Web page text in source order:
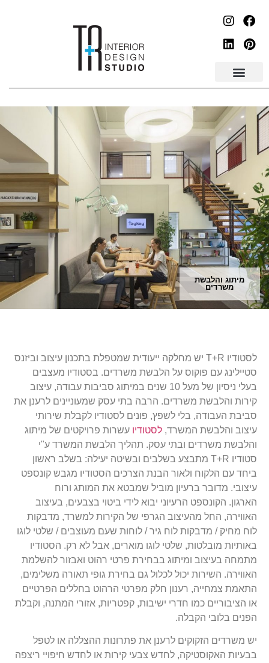
מיתוג והלבשת
משרדים
לסטודיו T+R יש מחלקה ייעודית שמטפלת בתכנון עיצוב וביזנס
סטיילינג עם פוקוס על הלבשת משרדים. בסטודיו מעצבים
בעלי ניסיון של מעל 10 שנים במיתוג סביבות עבודה, עיצוב
קירות והלבשת משרדים. הרבה בתי עסק שמעוניינים לרענן את
סביבת העבודה, בלי לשפץ, פונים לסטודיו לקבלת שירותי
עיצוב והלבשת המשרד, לסטודיו עשרות פרויקטים של מיתוג
והלבשת משרדים ובתי עסק. תהליך הלבשת המשרד ע"י
סטודיו T+R מתבצע בשלבים ובשיטה יעילה:
בשלב ראשון
ביחד עם הלקוח ולאור הבנת הצרכים הסטודיו מגבש קונספט
עיצובי. מדובר ברעיון מוביל שמבטא את המותג ורוח
הארגון. הקונספט הרעיוני יבוא לידי ביטוי בצבעים, בעיצוב
האווירה, החל מהעיצוב הגרפי של הקירות למשרד, מדבקות
לוח מחיק / מדבקות לוח גיר / לוחות שעם מעוצבים / שלטי לוגו
באותיות מובלטות, שלטי לוגו מוארים, אבל לא רק. הסטודיו
מתמחה בעיצוב ומיתוג בבחירת פרטי רהוט ואבזור להשלמת
האווירה. השירות יכול לכלול גם בחירת גופי תאורה משלימים,
התאמת צמחייה, רענון חלק מפרטי הרהוט בחללים הפרטיים
או הציבוריים כמו חדרי ישיבות, קפטריות, אזורי המתנה, וקבלת
הפנים בלובי הקבלה.
יש משרדים הזקוקים לרענן את פתרונות ההצללה או לטפל
בבעיות האקוסטיקה, לחדש צבעי קירות או לחדש חיפויי ריצפה